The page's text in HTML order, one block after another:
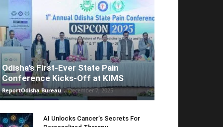
Odisha’s First-Ever State Pain
Conference Kicks-Off at KIMS
ReportOdisha Bureau - December 7, 2025
AI Unlocks Cancer’s Secrets For